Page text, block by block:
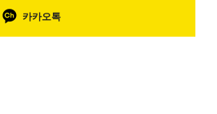
카카오톡